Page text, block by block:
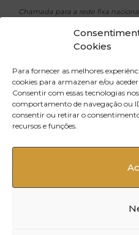
Cookies
Para fornecer as melhores
cookies para armazenar e/ou
Consentir com essas tecnologias
comportamento de navegação ou
consentir ou retirar o
recursos e funções.
Chamada para a rede fixa
geral@xavicosmeticos.com
R. Doutor Silva Pinto,
no 500, Santiago do Riba
Oliveira de Azeméis